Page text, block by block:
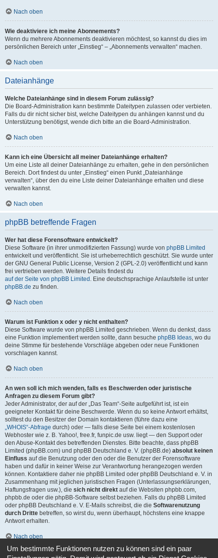
Nach oben
Wie deaktiviere ich meine Abonnements?
Wenn du mehrere Abonnements deaktivieren möchtest, so kannst du dies im
persönlichen Bereich unter „Einstieg“ – „Abonnements verwalten“ machen.
Nach oben
Dateianhänge
Welche Dateianhänge sind in diesem Forum zulässig?
Die Board-Administration kann bestimmte Dateitypen zulassen oder verbieten.
Falls du dir nicht sicher bist, welche Dateitypen du anhängen kannst und du
Unterstützung benötigst, wende dich bitte an die Board-Administration.
Nach oben
Kann ich eine Übersicht all meiner Dateianhänge erhalten?
Um eine Liste all deiner Dateianhänge zu erhalten, gehe in den persönlichen
Bereich. Dort findest du unter „Einstieg“ einen Punkt „Dateianhänge
verwalten“, über den du eine Liste deiner Dateianhänge erhalten und diese
verwalten kannst.
Nach oben
phpBB betreffende Fragen
Wer hat diese Forensoftware entwickelt?
Diese Software (in ihrer unmodifizierten Fassung) wurde von phpBB Limited
entwickelt und veröffentlicht. Sie ist urheberrechtlich geschützt. Sie wurde unter
der GNU General Public License, Version 2 (GPL-2.0) veröffentlicht und kann
frei vertrieben werden. Weitere Details findest du
auf der Seite von phpBB Limited . Eine deutschsprachige Anlaufstelle ist unter
phpBB.de zu finden.
Nach oben
Warum ist Funktion x oder y nicht enthalten?
Diese Software wurde von phpBB Limited geschrieben. Wenn du denkst, dass
eine Funktion implementiert werden sollte, dann besuche phpBB Ideas , wo du
deine Stimme für bestehende Vorschläge abgeben oder neue Funktionen
vorschlagen kannst.
Nach oben
An wen soll ich mich wenden, falls es Beschwerden oder juristische
Anfragen zu diesem Forum gibt?
Jeder Administrator, der auf der „Das Team“-Seite aufgeführt ist, ist ein
geeigneter Kontakt für deine Beschwerde. Wenn du so keine Antwort erhältst,
solltest du den Besitzer der Domain kontaktieren (führe dazu eine
„WHOIS“-Abfrage durch) oder — falls diese Seite bei einem kostenlosen
Webhoster wie z. B. Yahoo!, free.fr, funpic.de usw. liegt — den Support oder
den Abuse-Kontakt des betreffenden Dienstes. Bitte beachte, dass phpBB
Limited (phpBB.com) und phpBB Deutschland e. V. (phpBB.de) absolut keinen
Einfluss auf die Benutzung oder den oder die Benutzer der Forensoftware
haben und dafür in keiner Weise zur Verantwortung herangezogen werden
können. Kontaktiere daher nie phpBB Limited oder phpBB Deutschland e. V. in
Zusammenhang mit jeglichen juristischen Fragen (Unterlassungserklärungen,
Haftungsfragen usw.), die sich nicht direkt auf die Websiten phpbb.com,
phpbb.de oder die phpBB-Software selbst beziehen. Falls du phpBB Limited
oder phpBB Deutschland e. V. E-Mails schreibst, die die Softwarenutzung
durch Dritte betreffen, so wirst du, wenn überhaupt, höchstens eine knappe
Antwort erhalten.
Nach oben
Wie kann ich einen Administrator des Boards kontaktieren?
Um bestimmte Funktionen nutzen zu können sind ein paar